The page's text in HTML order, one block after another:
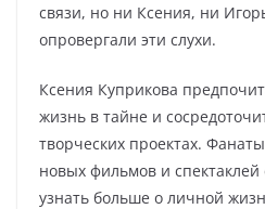
связи, но ни Ксения, ни
опровергали эти слухи.
Ксения Куприкова
жизнь в тайне и
творческих проектах.
новых фильмов и спектаклей
узнать больше о личной